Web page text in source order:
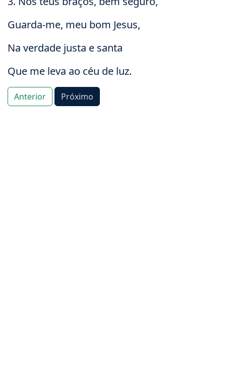
Guarda-me, meu bom Jesus,
Na verdade justa e santa
Que me leva ao céu de luz.
Anterior Próximo